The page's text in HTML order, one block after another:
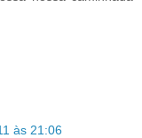
às 21:06